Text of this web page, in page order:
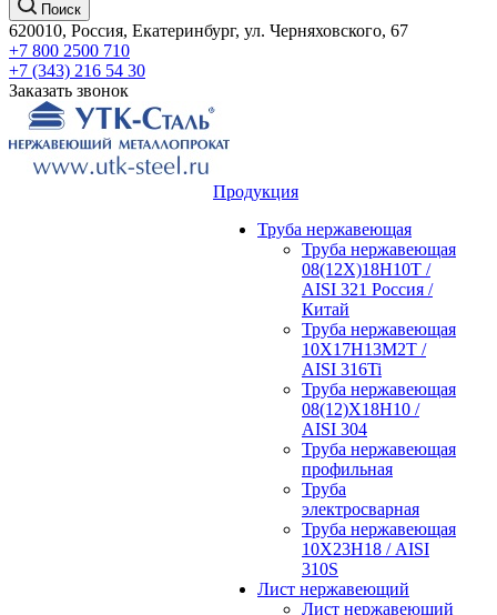
Поиск
620010, Россия, Екатеринбург, ул. Черняховского, 67
+7 800 2500 710
+7 (343) 216 54 30
Заказать звонок
Продукция
Труба нержавеющая
Труба нержавеющая
08(12Х)18Н10Т /
AISI 321 Россия /
Китай
Труба нержавеющая
10Х17Н13М2Т /
AISI 316Ti
Труба нержавеющая
08(12)Х18Н10 /
AISI 304
Труба нержавеющая
профильная
Труба
электросварная
Труба нержавеющая
10Х23Н18 / AISI
310S
Лист нержавеющий
Лист нержавеющий